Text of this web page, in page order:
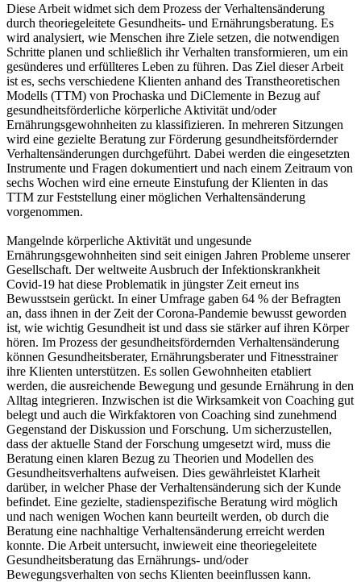
Diese Arbeit widmet sich dem Prozess der Verhaltensänderung
durch theoriegeleitete Gesundheits- und Ernährungsberatung. Es
wird analysiert, wie Menschen ihre Ziele setzen, die notwendigen
Schritte planen und schließlich ihr Verhalten transformieren, um ein
gesünderes und erfüllteres Leben zu führen. Das Ziel dieser Arbeit
ist es, sechs verschiedene Klienten anhand des Transtheoretischen
Modells (TTM) von Prochaska und DiClemente in Bezug auf
gesundheitsförderliche körperliche Aktivität und/oder
Ernährungsgewohnheiten zu klassifizieren. In mehreren Sitzungen
wird eine gezielte Beratung zur Förderung gesundheitsfördernder
Verhaltensänderungen durchgeführt. Dabei werden die eingesetzten
Instrumente und Fragen dokumentiert und nach einem Zeitraum von
sechs Wochen wird eine erneute Einstufung der Klienten in das
TTM zur Feststellung einer möglichen Verhaltensänderung
vorgenommen.
Mangelnde körperliche Aktivität und ungesunde
Ernährungsgewohnheiten sind seit einigen Jahren Probleme unserer
Gesellschaft. Der weltweite Ausbruch der Infektionskrankheit
Covid-19 hat diese Problematik in jüngster Zeit erneut ins
Bewusstsein gerückt. In einer Umfrage gaben 64 % der Befragten
an, dass ihnen in der Zeit der Corona-Pandemie bewusst geworden
ist, wie wichtig Gesundheit ist und dass sie stärker auf ihren Körper
hören. Im Prozess der gesundheitsfördernden Verhaltensänderung
können Gesundheitsberater, Ernährungsberater und Fitnesstrainer
ihre Klienten unterstützen. Es sollen Gewohnheiten etabliert
werden, die ausreichende Bewegung und gesunde Ernährung in den
Alltag integrieren. Inzwischen ist die Wirksamkeit von Coaching gut
belegt und auch die Wirkfaktoren von Coaching sind zunehmend
Gegenstand der Diskussion und Forschung. Um sicherzustellen,
dass der aktuelle Stand der Forschung umgesetzt wird, muss die
Beratung einen klaren Bezug zu Theorien und Modellen des
Gesundheitsverhaltens aufweisen. Dies gewährleistet Klarheit
darüber, in welcher Phase der Verhaltensänderung sich der Kunde
befindet. Eine gezielte, stadienspezifische Beratung wird möglich
und nach wenigen Wochen kann beurteilt werden, ob durch die
Beratung eine nachhaltige Verhaltensänderung erreicht werden
konnte. Die Arbeit untersucht, inwieweit eine theoriegeleitete
Gesundheitsberatung das Ernährungs- und/oder
Bewegungsverhalten von sechs Klienten beeinflussen kann.